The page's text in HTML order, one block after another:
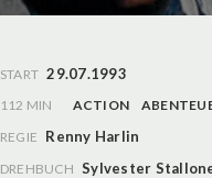
START 29.07.1993
112 MIN ACTION
REGIE Renny Harlin
DREHBUCH Sylvester